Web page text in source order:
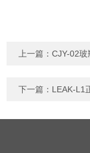
上一篇：CJY-02玻
下一篇： LEAK-L1